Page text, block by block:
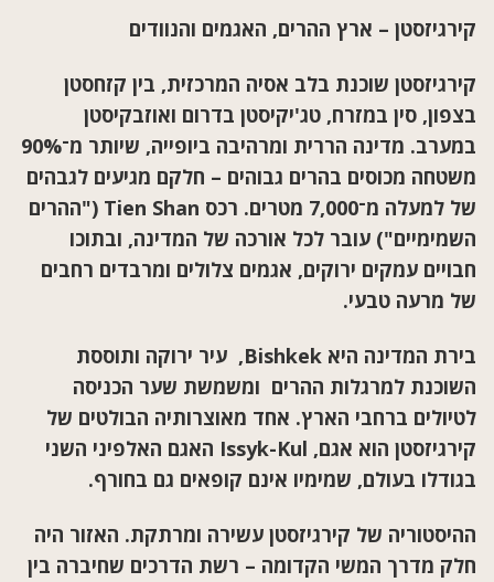
קירגיזסטן – ארץ ההרים, האגמים והנוודים
קירגיזסטן שוכנת בלב אסיה המרכזית, בין קזחסטן
בצפון, סין במזרח, טג'יקיסטן בדרום ואוזבקיסטן
במערב. מדינה הררית ומרהיבה ביופייה, שיותר מ־90%
משטחה מכוסים בהרים גבוהים – חלקם מגיעים לגבהים
של למעלה מ־7,000 מטרים. רכס
Tien Shan ("ההרים
השמימיים") עובר לכל אורכה של המדינה, ובתוכו
חבויים עמקים ירוקים, אגמים צלולים ומרבדים רחבים
של מרעה טבעי.
בירת המדינה היא Bishkek,
עיר ירוקה ותוססת
השוכנת למרגלות ההרים ומשמשת שער הכניסה
לטיולים ברחבי הארץ. אחד מאוצרותיה הבולטים של
קירגיזסטן הוא אגם, Issyk-Kul
האגם האלפיני השני
בגודלו בעולם, שמימיו אינם קופאים גם בחורף.
ההיסטוריה של קירגיזסטן עשירה ומרתקת. האזור היה
חלק מדרך המשי הקדומה – רשת הדרכים שחיברה בין